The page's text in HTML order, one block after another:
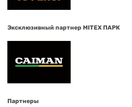
Эксклюзивный партнер MITEX ПАРК
Партнеры